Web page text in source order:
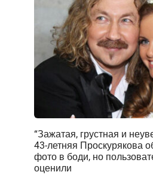
“Зажатая, грустная и
43-летняя Проскурякова
фото в боди, но
оценили